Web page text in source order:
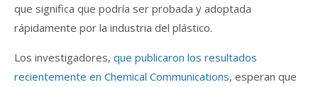
que significa que podría ser probada y adoptada
rápidamente por la industria del plástico.
Los investigadores, que publicaron los resultados
recientemente en Chemical Communications, esperan que